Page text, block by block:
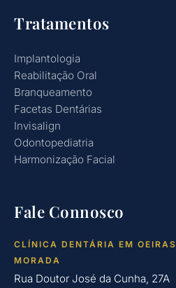
Tratamentos
Implantologia
Reabilitação Oral
Branqueamento
Facetas Dentárias
Invisalign
Odontopediatria
Harmonização Facial
Fale Connosco
CLÍNICA DENTÁRIA EM OEIRAS
MORADA
Rua Doutor José da Cunha, 27A